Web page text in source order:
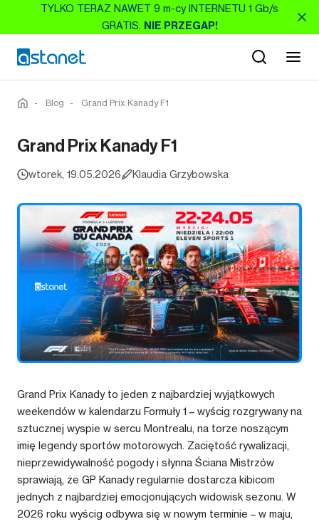
TYLKO TERAZ NAWET 9 m-cy INTERNETU 1 Gb/s
GRATIS. NIE PRZEGAP!
- Blog - Grand Prix Kanady F1
Grand Prix Kanady F1
wtorek, 19.05.2026 Klaudia Grzybowska
Grand Prix Kanady to jeden z najbardziej wyjątkowych
weekendów w kalendarzu Formuły 1 – wyścig rozgrywany na
sztucznej wyspie w sercu Montrealu, na torze noszącym
imię legendy sportów motorowych. Zaciętość rywalizacji,
nieprzewidywalność pogody i słynna Ściana Mistrzów
sprawiają, że GP Kanady regularnie dostarcza kibicom
jednych z najbardziej emocjonujących widowisk sezonu. W
2026 roku wyścig odbywa się w nowym terminie – w maju,